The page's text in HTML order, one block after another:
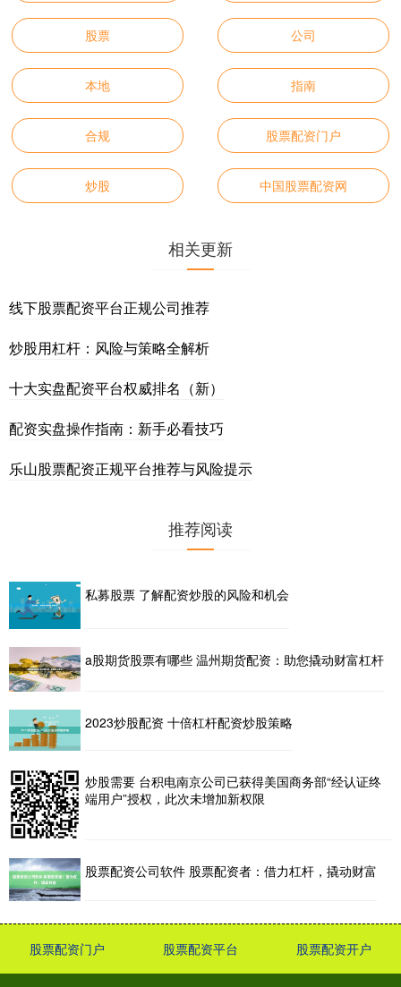
股票 公司
本地 指南
合规 股票配资门户
炒股 中国股票配资网
相关更新
线下股票配资平台正规公司推荐
炒股用杠杆：风险与策略全解析
十大实盘配资平台权威排名（新）
配资实盘操作指南：新手必看技巧
乐山股票配资正规平台推荐与风险提示
推荐阅读
私募股票 了解配资炒股的风险和机会
a股期货股票有哪些 温州期货配资：助您撬动财富杠杆
2023炒股配资 十倍杠杆配资炒股策略
炒股需要 台积电南京公司已获得美国商务部“经认证终
端用户”授权，此次未增加新权限
股票配资公司软件 股票配资者：借力杠杆，撬动财富
股票配资门户 股票配资平台 股票配资开户